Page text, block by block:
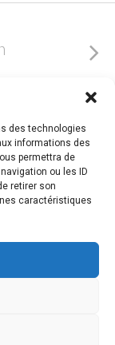
des technologies
informations des
permettra de
ou les ID
retirer son
caractéristiques